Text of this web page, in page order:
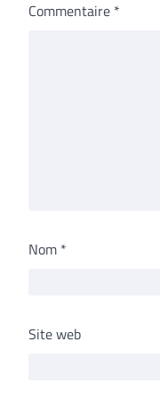
Commentaire *
Nom *
Site web